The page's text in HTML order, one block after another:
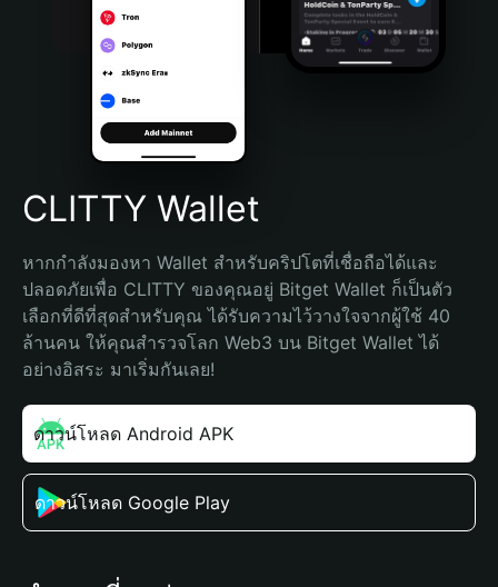
Português (Brasil)
Español (Argentina)
CLITTY Wallet
หากกำลังมองหา Wallet สำหรับคริปโตที่เชื่อถือได้และ
ปลอดภัยเพื่อ CLITTY ของคุณอยู่ Bitget Wallet ก็เป็นตัว
เลือกที่ดีที่สุดสำหรับคุณ ได้รับความไว้วางใจจากผู้ใช้ 40
ล้านคน ให้คุณสำรวจโลก Web3 บน Bitget Wallet ได้
อย่างอิสระ มาเริ่มกันเลย!
ดาวน์โหลด Android APK
ดาวน์โหลด Google Play